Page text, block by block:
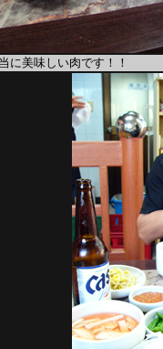
に美味しい肉です！！